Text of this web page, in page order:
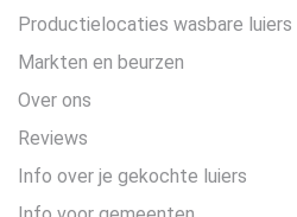
Productielocaties wasbare luiers
Markten en beurzen
Over ons
Reviews
Info over je gekochte luiers